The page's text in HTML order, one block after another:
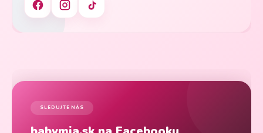
SLEDUJTE NÁS